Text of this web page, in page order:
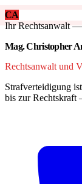
CA
Ihr Rechtsanwalt —
Mag. Christopher
Rechtsanwalt und
Strafverteidigung
bis zur Rechtskraft